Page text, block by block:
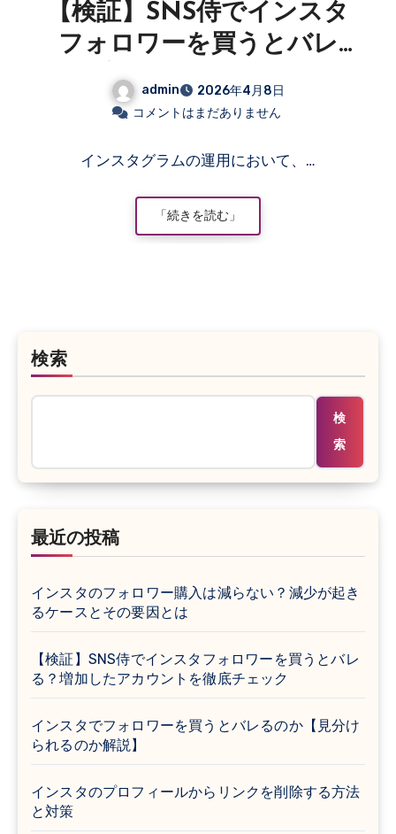
【検証】SNS侍でインスタ
フォロワーを買うとバレ
る？増加したアカウントを
徹底チェック
admin
2026年4月8日
コメントはまだありません
インスタグラムの運用において、…
「続きを読む」
検索
検
索
最近の投稿
インスタのフォロワー購入は減らない？減少が起き
るケースとその要因とは
【検証】SNS侍でインスタフォロワーを買うとバレ
る？増加したアカウントを徹底チェック
インスタでフォロワーを買うとバレるのか【見分け
られるのか解説】
インスタのプロフィールからリンクを削除する方法
と対策